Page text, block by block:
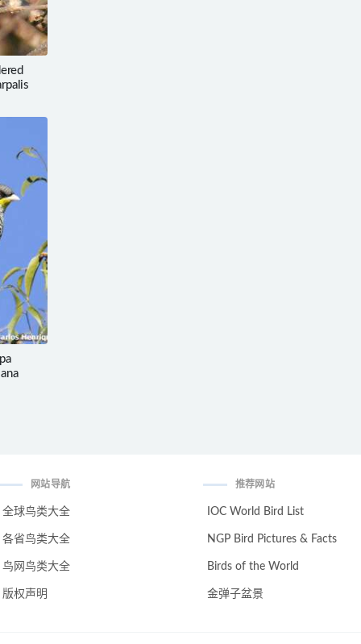
网站导航
全球鸟类大全
各省鸟类大全
鸟网鸟类大全
版权声明
推荐网站
IOC World Bird List
NGP Bird Pictures & Facts
Birds of the World
金弹子盆景